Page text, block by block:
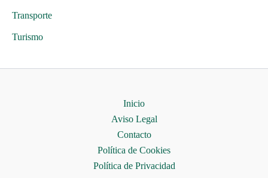
Transporte
Turismo
Inicio
Aviso Legal
Contacto
Política de Cookies
Política de Privacidad